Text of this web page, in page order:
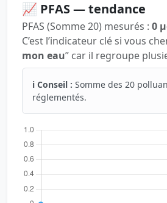
📈 PFAS — tendance
PFAS (Somme 20) mesurés : 0
C’est l’indicateur clé si vous
mon eau” car il regroupe
ℹ️ Conseil : Somme des 20
réglementés.